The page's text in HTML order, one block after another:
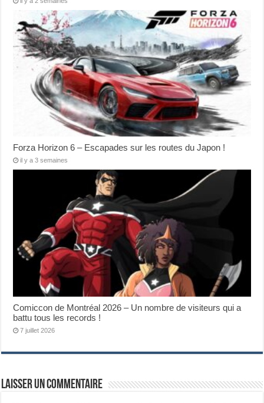
Forza Horizon 6 – Escapades sur les routes du Japon !
il y a 3 semaines
Comiccon de Montréal 2026 – Un nombre de visiteurs qui a
battu tous les records !
7 juillet 2026
Laisser un commentaire